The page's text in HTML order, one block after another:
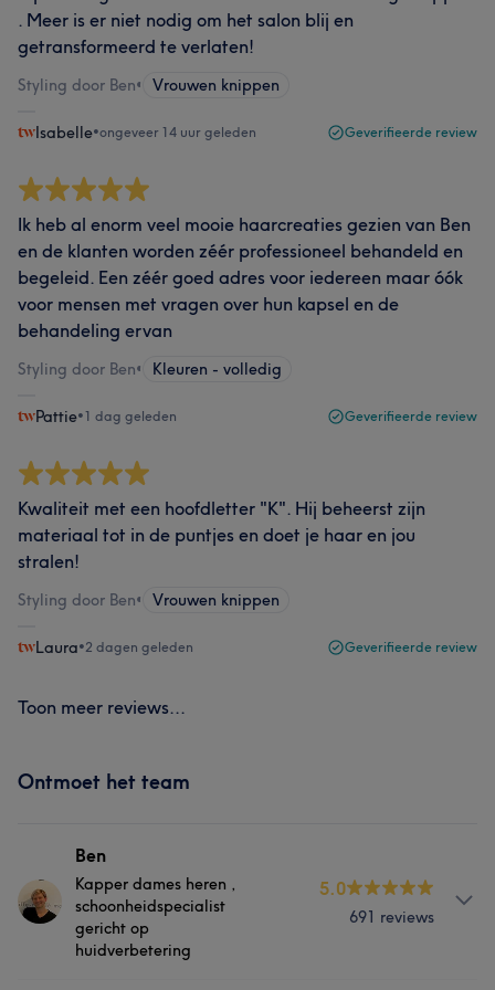
. Meer is er niet nodig om het salon blij en
getransformeerd te verlaten!
Styling door Ben• Vrouwen knippen
Isabelle•ongeveer 14 uur geleden Geverifieerde review
Ik heb al enorm veel mooie haarcreaties gezien van Ben
en de klanten worden zéér professioneel behandeld en
begeleid. Een zéér goed adres voor iedereen maar óók
voor mensen met vragen over hun kapsel en de
behandeling ervan
Styling door Ben• Kleuren - volledig
Pattie•1 dag geleden Geverifieerde review
Kwaliteit met een hoofdletter "K". Hij beheerst zijn
materiaal tot in de puntjes en doet je haar en jou
stralen!
Styling door Ben• Vrouwen knippen
Laura•2 dagen geleden Geverifieerde review
Toon meer reviews...
Ontmoet het team
Ben
Kapper dames heren ,
schoonheidspecialist
gericht op
huidverbetering
5.0
691 reviews